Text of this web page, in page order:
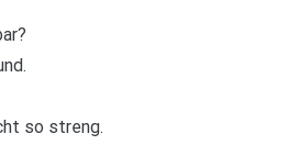
so streng.